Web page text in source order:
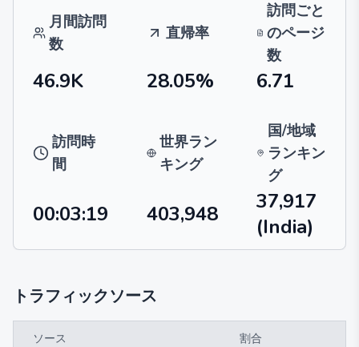
月間訪問
数
直帰率
訪問ごと
のページ
数
46.9K 28.05% 6.71
訪問時
間
世界ラン
キング
国/地域
ランキン
グ
00:03:19 403,948
37,917
(India)
トラフィックソース
ソース 割合